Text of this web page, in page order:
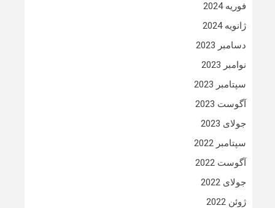
فوریه 2024
ژانویه 2024
دسامبر 2023
نوامبر 2023
سپتامبر 2023
آگوست 2023
جولای 2023
سپتامبر 2022
آگوست 2022
جولای 2022
ژوئن 2022